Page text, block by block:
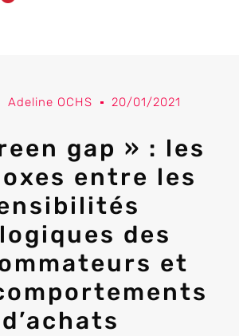
Adeline OCHS 20/01/2021
gap » : les
entre les
des
et
d’achats